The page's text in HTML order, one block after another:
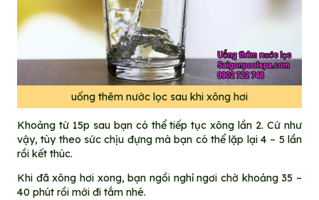
uống thêm nước lọc sau khi xông hơi
Khoảng từ 15p sau bạn có thể tiếp tục xông lần 2. Cứ như
vậy, tùy theo sức chịu đựng mà bạn có thể lặp lại 4 – 5 lần
rồi kết thúc.
Khi đã xông hơi xong, bạn ngồi nghỉ ngơi chờ khoảng 35 –
40 phút rồi mới đi tắm nhé.